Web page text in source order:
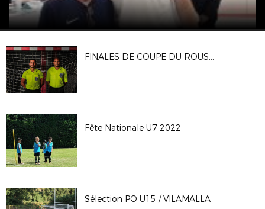
FINALES DE COUPE DU ROUSSILLON 2022 - Vendredi 17/06
Fête Nationale U7 2022
Sélection PO U15 / VILAMALLA